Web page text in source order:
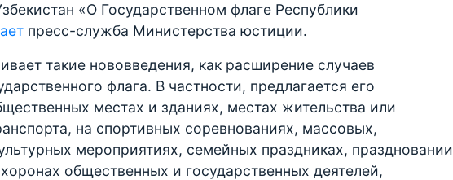
«О Государственном флаге Республики
пресс-служба Министерства юстиции.
такие нововведения, как расширение случаев
флага. В частности, предлагается его
местах и зданиях, местах жительства или
на спортивных соревнованиях, массовых,
мероприятиях, семейных праздниках, праздновании
общественных и государственных деятелей,